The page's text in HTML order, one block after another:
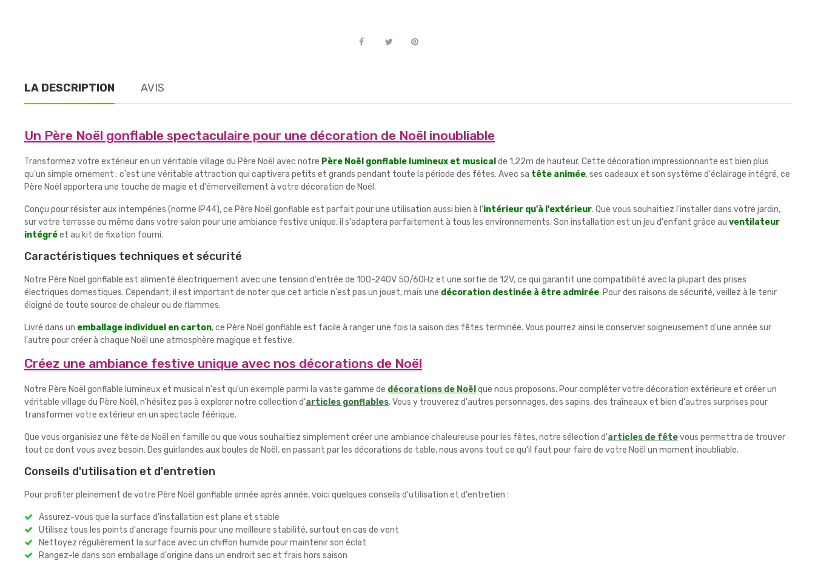
LA DESCRIPTION AVIS
Un Père Noël gonflable spectaculaire pour une décoration de Noël inoubliable
Transformez votre extérieur en un véritable village du Père Noël avec notre Père Noël gonflable lumineux et musical de 1,22m de hauteur. Cette décoration impressionnante est bien plus
qu'un simple ornement : c'est une véritable attraction qui captivera petits et grands pendant toute la période des fêtes. Avec sa tête animée, ses cadeaux et son système d'éclairage intégré, ce
Père Noël apportera une touche de magie et d'émerveillement à votre décoration de Noël.
Conçu pour résister aux intempéries (norme IP44), ce Père Noël gonflable est parfait pour une utilisation aussi bien à l'intérieur qu'à l'extérieur. Que vous souhaitiez l'installer dans votre jardin,
sur votre terrasse ou même dans votre salon pour une ambiance festive unique, il s'adaptera parfaitement à tous les environnements. Son installation est un jeu d'enfant grâce au ventilateur
intégréet au kit de fixation fourni.
Caractéristiques techniques et sécurité
Notre Père Noël gonflable est alimenté électriquement avec une tension d'entrée de 100-240V 50/60Hz et une sortie de 12V, ce qui garantit une compatibilité avec la plupart des prises
électriques domestiques. Cependant, il est important de noter que cet article n'est pas un jouet, mais une décoration destinée à être admirée. Pour des raisons de sécurité, veillez à le tenir
éloigné de toute source de chaleur ou de flammes.
Livré dans un emballage individuel en carton, ce Père Noël gonflable est facile à ranger une fois la saison des fêtes terminée. Vous pourrez ainsi le conserver soigneusement d'une année sur
l'autre pour créer à chaque Noël une atmosphère magique et festive.
Créez une ambiance festive unique avec nos décorations de Noël
Notre Père Noël gonflable lumineux et musical n'est qu'un exemple parmi la vaste gamme de décorations de Noël que nous proposons. Pour compléter votre décoration extérieure et créer un
véritable village du Père Noël, n'hésitez pas à explorer notre collection d'articles gonflables. Vous y trouverez d'autres personnages, des sapins, des traîneaux et bien d'autres surprises pour
transformer votre extérieur en un spectacle féérique.
Que vous organisiez une fête de Noël en famille ou que vous souhaitiez simplement créer une ambiance chaleureuse pour les fêtes, notre sélection d'articles de fêtevous permettra de trouver
tout ce dont vous avez besoin. Des guirlandes aux boules de Noël, en passant par les décorations de table, nous avons tout ce qu'il faut pour faire de votre Noël un moment inoubliable.
Conseils d'utilisation et d'entretien
Pour profiter pleinement de votre Père Noël gonflable année après année, voici quelques conseils d'utilisation et d'entretien :
Assurez-vous que la surface d'installation est plane et stable
Utilisez tous les points d'ancrage fournis pour une meilleure stabilité, surtout en cas de vent
Nettoyez régulièrement la surface avec un chiffon humide pour maintenir son éclat
Rangez-le dans son emballage d'origine dans un endroit sec et frais hors saison